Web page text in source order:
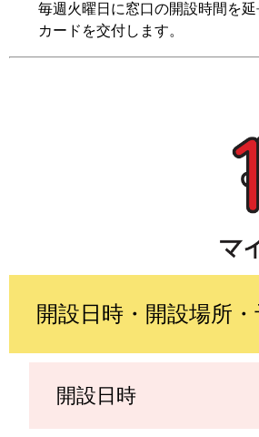
毎週火曜日に窓口の開設時間を
カードを交付します。
開設日時・開設場所
開設日時